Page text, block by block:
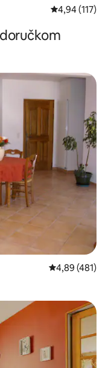
Prosječna
4,94 (117)
Prosječna
4,89 (481)
„Odabrali gosti”